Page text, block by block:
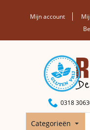
Mijn account
0318
Categorieën